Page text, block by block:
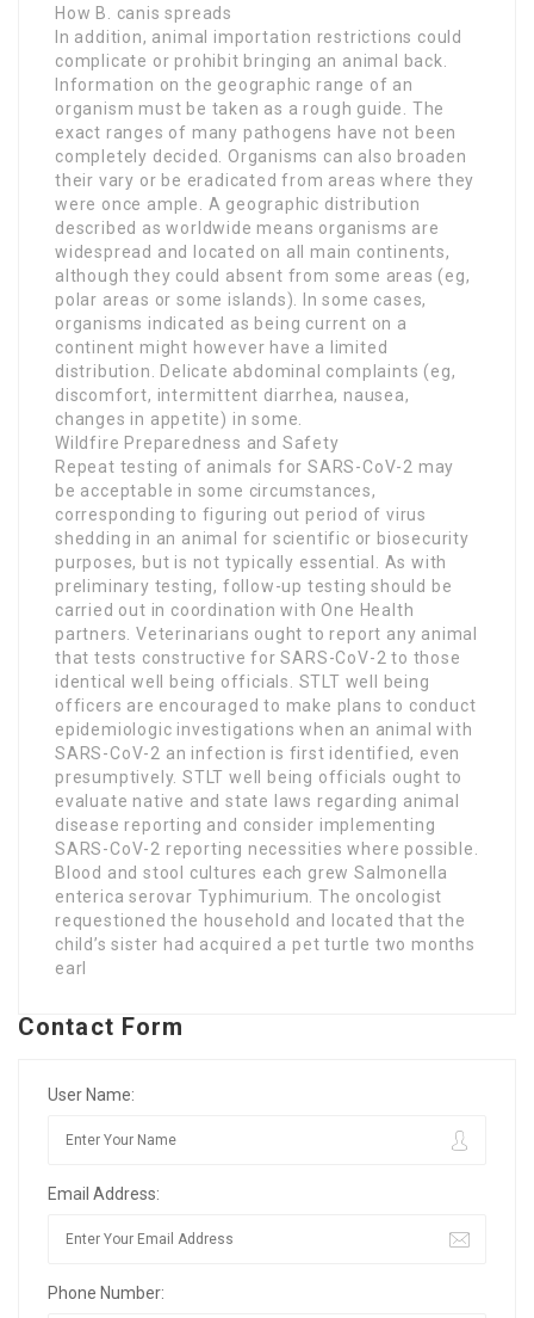
How B. canis spreads
In addition, animal importation restrictions could
complicate or prohibit bringing an animal back.
Information on the geographic range of an
organism must be taken as a rough guide. The
exact ranges of many pathogens have not been
completely decided. Organisms can also broaden
their vary or be eradicated from areas where they
were once ample. A geographic distribution
described as worldwide means organisms are
widespread and located on all main continents,
although they could absent from some areas (eg,
polar areas or some islands). In some cases,
organisms indicated as being current on a
continent might however have a limited
distribution. Delicate abdominal complaints (eg,
discomfort, intermittent diarrhea, nausea,
changes in appetite) in some.
Wildfire Preparedness and Safety
Repeat testing of animals for SARS-CoV-2 may
be acceptable in some circumstances,
corresponding to figuring out period of virus
shedding in an animal for scientific or biosecurity
purposes, but is not typically essential. As with
preliminary testing, follow-up testing should be
carried out in coordination with One Health
partners. Veterinarians ought to report any animal
that tests constructive for SARS-CoV-2 to those
identical well being officials. STLT well being
officers are encouraged to make plans to conduct
epidemiologic investigations when an animal with
SARS-CoV-2 an infection is first identified, even
presumptively. STLT well being officials ought to
evaluate native and state laws regarding animal
disease reporting and consider implementing
SARS-CoV-2 reporting necessities where possible.
Blood and stool cultures each grew Salmonella
enterica serovar Typhimurium. The oncologist
requestioned the household and located that the
child’s sister had acquired a pet turtle two months
earl
Contact Form
User Name:
Email Address:
Phone Number: